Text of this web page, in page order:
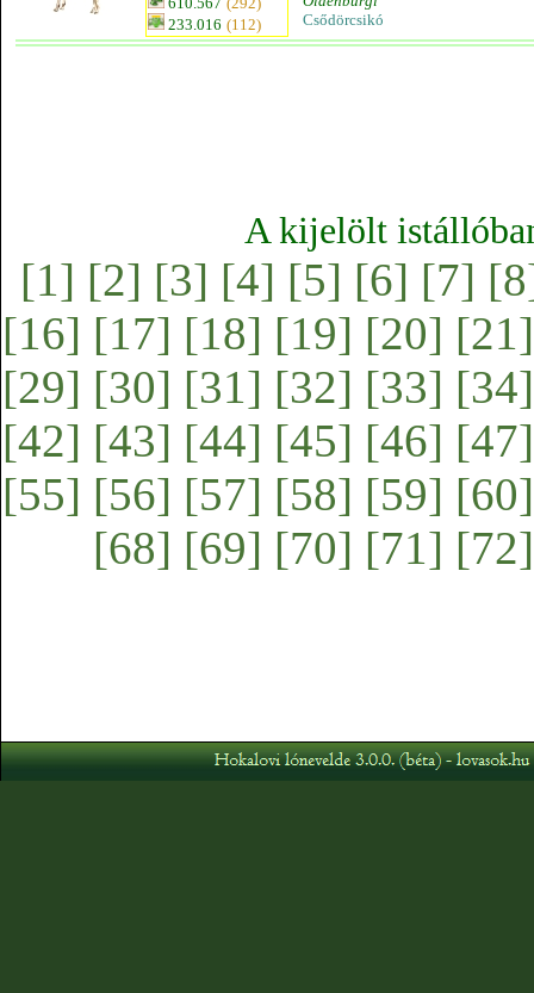
233.016 (112)
Csődörcsikó
A kijelölt
[1] [2] [3] [4] [5] [6] [7]
[16] [17] [18] [19] [20] [21]
[29] [30] [31] [32] [33] [34]
[42] [43] [44] [45] [46] [47]
[55] [56] [57] [58] [59] [60]
[68] [69] [70] [71] [72]